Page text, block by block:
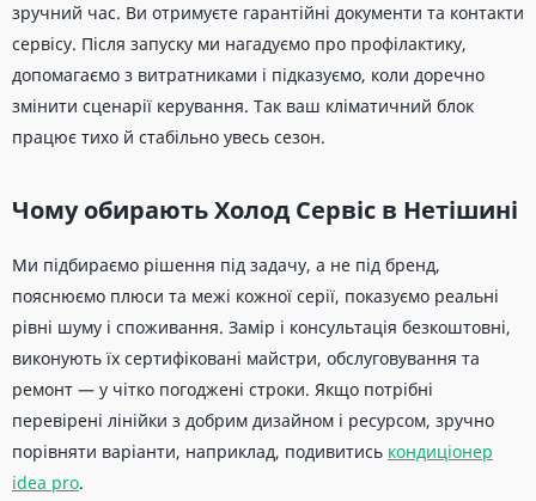
зручний час. Ви отримуєте гарантійні документи та контакти
сервісу. Після запуску ми нагадуємо про профілактику,
допомагаємо з витратниками і підказуємо, коли доречно
змінити сценарії керування. Так ваш кліматичний блок
працює тихо й стабільно увесь сезон.
Чому обирають Холод Сервіс в Нетішині
Ми підбираємо рішення під задачу, а не під бренд,
пояснюємо плюси та межі кожної серії, показуємо реальні
рівні шуму і споживання. Замір і консультація безкоштовні,
виконують їх сертифіковані майстри, обслуговування та
ремонт — у чітко погоджені строки. Якщо потрібні
перевірені лінійки з добрим дизайном і ресурсом, зручно
порівняти варіанти, наприклад, подивитись кондиціонер
idea pro.